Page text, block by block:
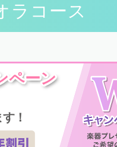
ラコース
ペーン
！